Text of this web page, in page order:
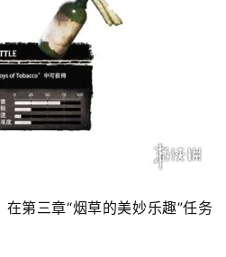
第三章“烟草的美妙乐趣”任务